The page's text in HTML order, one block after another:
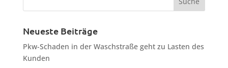
Neueste Beiträge
Pkw-Schaden in der Waschstraße geht zu Lasten des
Kunden